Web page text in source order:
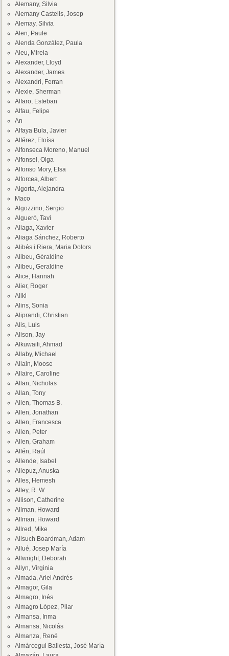
Alemany, Silvia
Alemany Castells, Josep
Alemay, Silvia
Alen, Paule
Alenda González, Paula
Aleu, Mireia
Alexander, Lloyd
Alexander, James
Alexandri, Ferran
Alexie, Sherman
Alfaro, Esteban
Alfau, Felipe
An
Alfaya Bula, Javier
Alférez, Eloísa
Alfonseca Moreno, Manuel
Alfonsel, Olga
Alfonso Mory, Elsa
Alforcea, Albert
Algorta, Alejandra
Maco
Algozzino, Sergio
Algueró, Tavi
Aliaga, Xavier
Aliaga Sánchez, Roberto
Alibés i Riera, Maria Dolors
Alibeu, Géraldine
Alibeu, Geraldine
Alice, Hannah
Alier, Roger
Aliki
Alins, Sonia
Aliprandi, Christian
Alis, Luis
Alison, Jay
Alkuwaifi, Ahmad
Allaby, Michael
Allain, Moose
Allaire, Caroline
Allan, Nicholas
Allan, Tony
Allen, Thomas B.
Allen, Jonathan
Allen, Francesca
Allen, Peter
Allen, Graham
Allén, Raúl
Allende, Isabel
Allepuz, Anuska
Alles, Hemesh
Alley, R. W.
Allison, Catherine
Allman, Howard
Allman, Howard
Allred, Mike
Allsuch Boardman, Adam
Allué, Josep María
Allwright, Deborah
Allyn, Virginia
Almada, Ariel Andrés
Almagor, Gila
Almagro, Inés
Almagro López, Pilar
Almansa, Inma
Almansa, Nicolás
Almanza, René
Almárcegui Ballesta, José María